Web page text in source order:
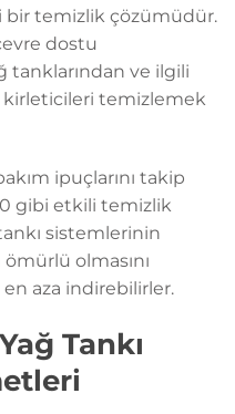
temizlik çözümüdür.
dostu
tanklarından ve ilgili
kirleticileri temizlemek
ipuçlarını takip
gibi etkili temizlik
sistemlerinin
olmasını
aza indirebilirler.
Tankı